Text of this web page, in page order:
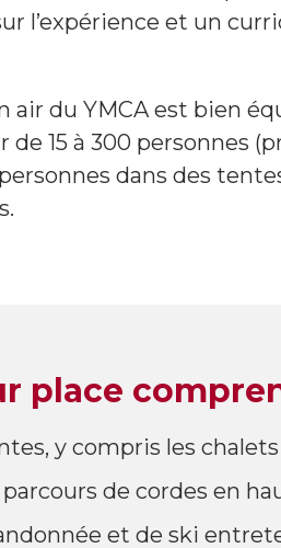
l’expérience et un
air du YMCA est bien
15 à 300 personnes
dans des
place
y compris les
de cordes en
et de ski